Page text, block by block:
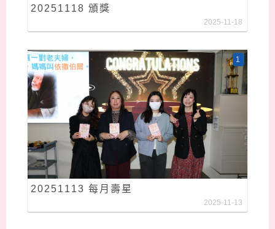
20251118 頒獎
2025-11-18
20251113 每月壽星
1
2025-11-13